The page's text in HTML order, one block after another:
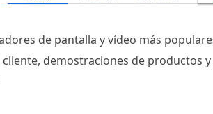
de pantalla y vídeo más
demostraciones de productos